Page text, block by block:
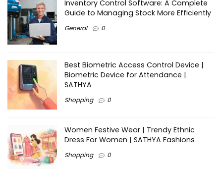
Inventory Control Software: A Complete
Guide to Managing Stock More Efficiently
General 0
Best Biometric Access Control Device |
Biometric Device for Attendance |
SATHYA
Shopping 0
Women Festive Wear | Trendy Ethnic
Dress For Women | SATHYA Fashions
Shopping 0